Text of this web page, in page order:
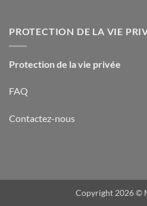
PROTECTION DE LA VIE
Protection de la vie privée
FAQ
Contactez-nous
Copyright 2026 ©